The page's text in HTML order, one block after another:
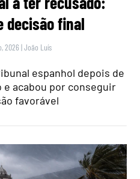
decisão final
2026 |João Luís
espanhol depois de
acabou por conseguir
favorável